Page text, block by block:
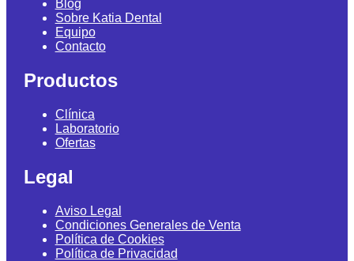
Blog
Sobre Katia Dental
Equipo
Contacto
Productos
Clínica
Laboratorio
Ofertas
Legal
Aviso Legal
Condiciones Generales de Venta
Política de Cookies
Política de Privacidad